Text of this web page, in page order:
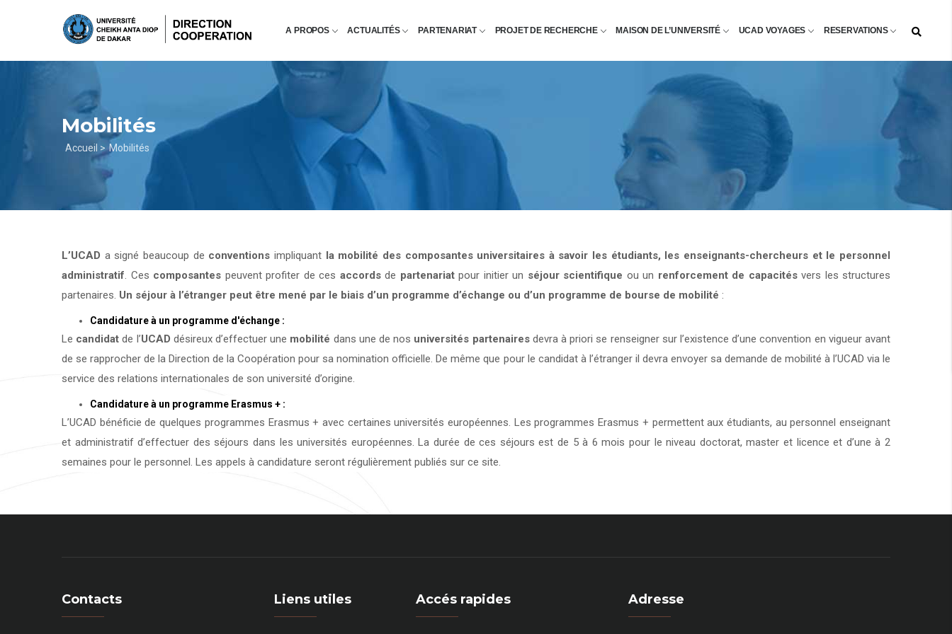
principal
A PROPOS ACTUALITÉS PARTENARIAT PROJET DE RECHERCHE MAISON DE L’UNIVERSITÉ UCAD VOYAGES RESERVATIONS
Mobilités
Fil
d'Ariane
Accueil > Mobilités
L’UCAD a signé beaucoup de conventions impliquant la mobilité des composantes universitaires à savoir les étudiants, les enseignants-chercheurs et le personnel
administratif. Ces composantes peuvent profiter de ces accordsde partenariatpour initier un séjour scientifique ou un renforcement de capacitésvers les structures
partenaires. Un séjour à l’étranger peut être mené par le biais d’un programme d’échange ou d’un programme de bourse de mobilité :
Candidature à un programme d'échange :
Le candidat de l’UCAD désireux d’effectuer une mobilité dans une de nos universités partenairesdevra à priori se renseigner sur l’existence d’une convention en vigueur avant
de se rapprocher de la Direction de la Coopération pour sa nomination officielle. De même que pour le candidat à l’étranger il devra envoyer sa demande de mobilité à l’UCAD via le
service des relations internationales de son université d’origine.
Candidature à un programme Erasmus + :
L’UCAD bénéficie de quelques programmes Erasmus + avec certaines universités européennes. Les programmes Erasmus + permettent aux étudiants, au personnel enseignant
et administratif d’effectuer des séjours dans les universités européennes. La durée de ces séjours est de 5 à 6 mois pour le niveau doctorat, master et licence et d’une à 2
semaines pour le personnel. Les appels à candidature seront régulièrement publiés sur ce site.
Contacts Liens utiles Accés rapides Adresse